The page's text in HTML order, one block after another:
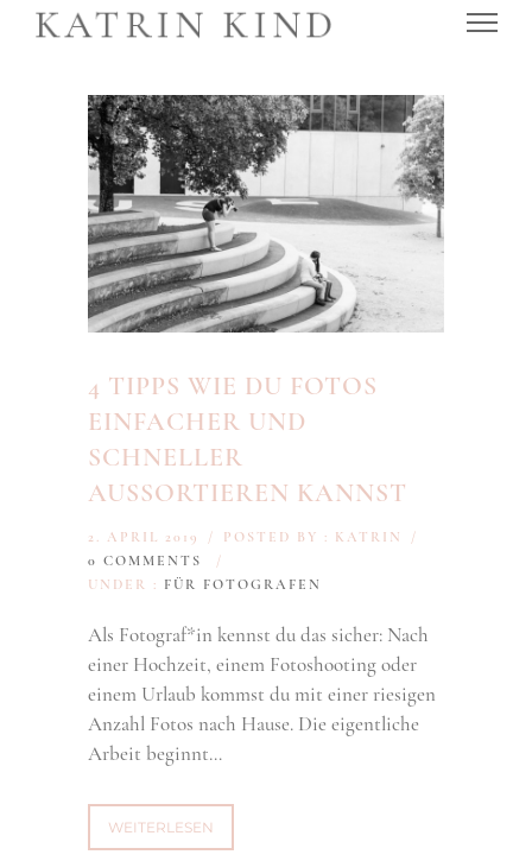
4 TIPPS WIE DU FOTOS
EINFACHER UND
SCHNELLER
AUSSORTIEREN KANNST
2. APRIL 2019 / POSTED BY : KATRIN
/
0 COMMENTS
/
UNDER : FÜR FOTOGRAFEN
Als Fotograf*in kennst du das sicher: Nach
einer Hochzeit, einem Fotoshooting oder
einem Urlaub kommst du mit einer riesigen
Anzahl Fotos nach Hause. Die eigentliche
Arbeit beginnt…
WEITERLESEN